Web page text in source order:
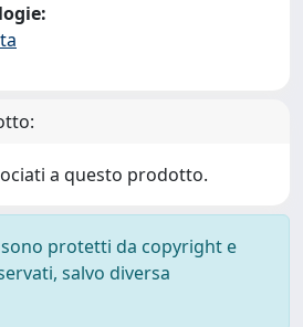
a questo prodotto.
protetti da copyright e
salvo diversa